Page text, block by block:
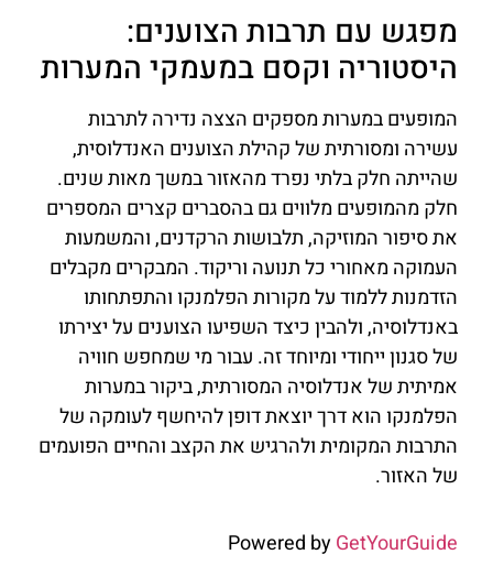
מפגש עם תרבות הצוענים:
היסטוריה וקסם במעמקי המערות
המופעים במערות מספקים הצצה נדירה לתרבות
עשירה ומסורתית של קהילת הצוענים האנדלוסית,
שהייתה חלק בלתי נפרד מהאזור במשך מאות שנים.
חלק מהמופעים מלווים גם בהסברים קצרים המספרים
את סיפור המוזיקה, תלבושות הרקדנים, והמשמעות
העמוקה מאחורי כל תנועה וריקוד. המבקרים מקבלים
הזדמנות ללמוד על מקורות הפלמנקו והתפתחותו
באנדלוסיה, ולהבין כיצד השפיעו הצוענים על יצירתו
של סגנון ייחודי ומיוחד זה. עבור מי שמחפש חוויה
אמיתית של אנדלוסיה המסורתית, ביקור במערות
הפלמנקו הוא דרך יוצאת דופן להיחשף לעומקה של
התרבות המקומית ולהרגיש את הקצב והחיים הפועמים
של האזור.
Powered byGetYourGuide